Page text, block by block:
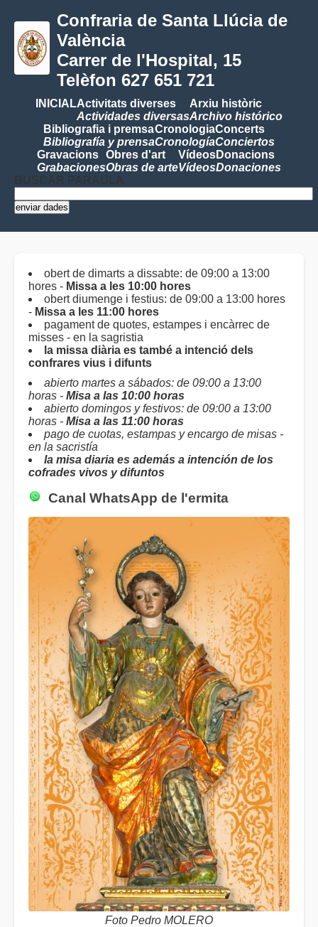
Confraria de Santa Llúcia de
València
Carrer de l'Hospital, 15
Telèfon 627 651 721
INICIALActivitats diverses
Actividades diversas
Arxiu històric
Archivo histórico
Bibliografia i premsa
Bibliografía y prensa
Cronologia
Cronología
Concerts
Conciertos
Gravacions
Grabaciones
Obres d'art
Obras de arte
Vídeos
Vídeos
Donacions
Donaciones
BUSCAR PARAULA
obert de dimarts a dissabte: de 09:00 a 13:00
hores - Missa a les 10:00 hores
obert diumenge i festius: de 09:00 a 13:00 hores
- Missa a les 11:00 hores
pagament de quotes, estampes i encàrrec de
misses - en la sagristia
la missa diària es també a intenció dels
confrares vius i difunts
abierto martes a sábados: de 09:00 a 13:00
horas - Misa a las 10:00 horas
abierto domingos y festivos: de 09:00 a 13:00
horas - Misa a las 11:00 horas
pago de cuotas, estampas y encargo de misas -
en la sacristía
la misa diaria es además a intención de los
cofrades vivos y difuntos
Canal WhatsApp de l'ermita
Foto Pedro MOLERO